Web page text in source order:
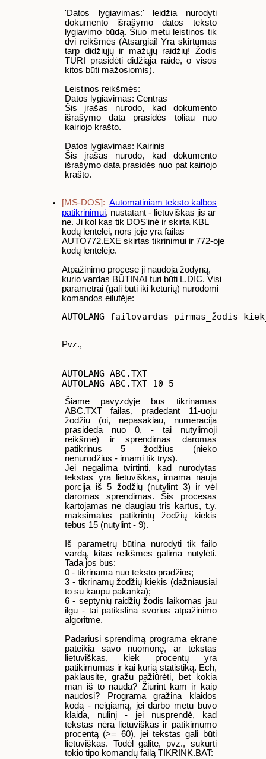
'Datos lygiavimas:' leidžia nurodyti
dokumento išrašymo datos teksto
lygiavimo būdą. Šiuo metu leistinos tik
dvi reikšmės (Atsargiai! Yra skirtumas
tarp didžiųjų ir mažųjų raidžių! Žodis
TURI prasidėti didžiąja raide, o visos
kitos būti mažosiomis).
Leistinos reikšmės:
Datos lygiavimas: Centras
Šis įrašas nurodo, kad dokumento
išrašymo data prasidės toliau nuo
kairiojo krašto.
Datos lygiavimas: Kairinis
Šis įrašas nurodo, kad dokumento
išrašymo data prasidės nuo pat kairiojo
krašto.
[MS-DOS]: Automatiniam teksto kalbos
patikrinimui, nustatant - lietuviškas jis ar
ne. Ji kol kas tik DOS'inė ir skirta KBL
kodų lentelei, nors joje yra failas
AUTO772.EXE skirtas tikrinimui ir 772-oje
kodų lentelėje.
Atpažinimo procese ji naudoja žodyną,
kurio vardas BŪTINAI turi būti L.DIC. Visi
parametrai (gali būti iki keturių) nurodomi
komandos eilutėje:
Pvz.,
AUTOLANG ABC.TXT
Šiame pavyzdyje bus tikrinamas
ABC.TXT failas, pradedant 11-uoju
žodžiu (oi, nepasakiau, numeracija
prasideda nuo 0, - tai nutylimoji
reikšmė) ir sprendimas daromas
patikrinus 5 žodžius (nieko
nenurodžius - imami tik trys).
Jei negalima tvirtinti, kad nurodytas
tekstas yra lietuviškas, imama nauja
porcija iš 5 žodžių (nutylint 3) ir vėl
daromas sprendimas. Šis procesas
kartojamas ne daugiau tris kartus, t.y.
maksimalus patikrintų žodžių kiekis
tebus 15 (nutylint - 9).
Iš parametrų būtina nurodyti tik failo
vardą, kitas reikšmes galima nutylėti.
Tada jos bus:
0 - tikrinama nuo teksto pradžios;
3 - tikrinamų žodžių kiekis (dažniausiai
to su kaupu pakanka);
6 - septynių raidžių žodis laikomas jau
ilgu - tai patikslina svorius atpažinimo
algoritme.
Padariusi sprendimą programa ekrane
pateikia savo nuomonę, ar tekstas
lietuviškas, kiek procentų yra
patikimumas ir kai kurią statistiką. Ech,
paklausite, gražu pažiūrėti, bet kokia
man iš to nauda? Žiūrint kam ir kaip
naudosi? Programa gražina klaidos
kodą - neigiamą, jei darbo metu buvo
klaida, nulinį - jei nusprendė, kad
tekstas nėra lietuviškas ir patikimumo
procentą (>= 60), jei tekstas gali būti
lietuviškas. Todėl galite, pvz., sukurti
tokio tipo komandų failą TIKRINK.BAT: